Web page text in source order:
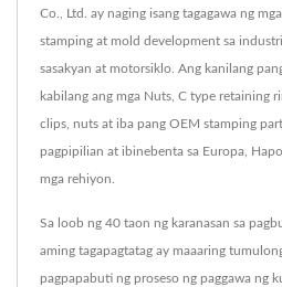
Co., Ltd. ay naging isang tagagawa ng
stamping at mold development sa
sasakyan at motorsiklo. Ang kanilang
kabilang ang mga Nuts, C type retaining
clips, nuts at iba pang OEM stamping
pagpipilian at ibinebenta sa Europa,
mga rehiyon.
Sa loob ng 40 taon ng karanasan sa
aming tagapagtatag ay maaaring
pagpapabuti ng proseso ng paggawa ng